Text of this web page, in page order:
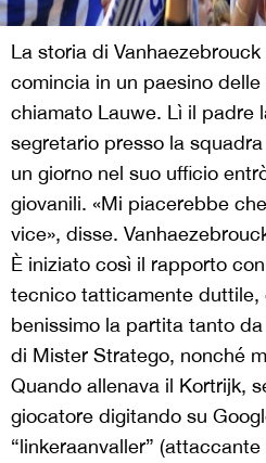
La storia di
comincia in un paesino
chiamato Lauwe. Lì il padre
segretario presso la
un giorno nel suo ufficio
giovanili. «Mi piacerebbe
vice», disse.
È iniziato così il rapporto
tecnico tatticamente duttile,
benissimo la partita tanto
di Mister Stratego, nonché
Quando allenava il Kortrijk,
giocatore digitando su
“linkeraanvaller”